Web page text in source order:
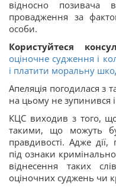
відносно позивача
провадження за
особи.
Користуйтеся
оціночне судження і
і платити моральну
Апеляція погодилася з
на цьому не зупинився
КЦС виходив з того,
такими, що можуть
правдивості. Адже дії,
під ознаки
віднесення таких
оціночних суджень чи